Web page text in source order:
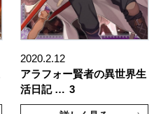
2020.2.12
アラフォー賢者の異世界生
活日記 … 3